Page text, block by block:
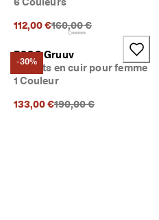
112,00 €Prix précédent {{price}}:
160,00 €
-30%
ECCO Gruuv
Baskets en cuir pour femme
1 Couleur
133,00 €Prix précédent {{price}}:
190,00 €